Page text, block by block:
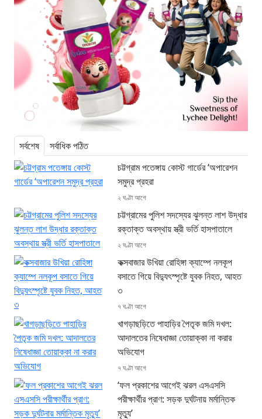
সর্বশেষ
সর্বাধিক পঠিত
চট্টগ্রাম পতেঙ্গায় কোস্ট গার্ডের ‘অপারেশন
সমুদ্র প্রহরা
২ ঘণ্টা আগে
চট্টগ্রামের পুলিশ সদস্যের ঝুলন্ত লাশ উদ্ধার
রক্তাক্ত অবস্থায় স্ত্রী ভর্তি হাসপাতালে
২ ঘণ্টা আগে
কক্সবাজার উখিয়া রোহিঙ্গা ক্যাম্পে নলকূপ
বসাতে গিয়ে বিদ্যুৎস্পৃষ্টে যুবক নিহত, আহত
৩
৭ ঘণ্টা আগে
খাগড়াছড়িতে পাহাড়ির পৈতৃক জমি দখল:
আদালতের নিষেধাজ্ঞা তোয়াক্কা না করার
অভিযোগ
৭ ঘণ্টা আগে
‘ফল প্রকাশের আগেই ঝরল এসএসসি
পরীক্ষার্থীর প্রাণ: সড়ক দুর্ঘটনায় মর্মান্তিক
মৃত্যু’